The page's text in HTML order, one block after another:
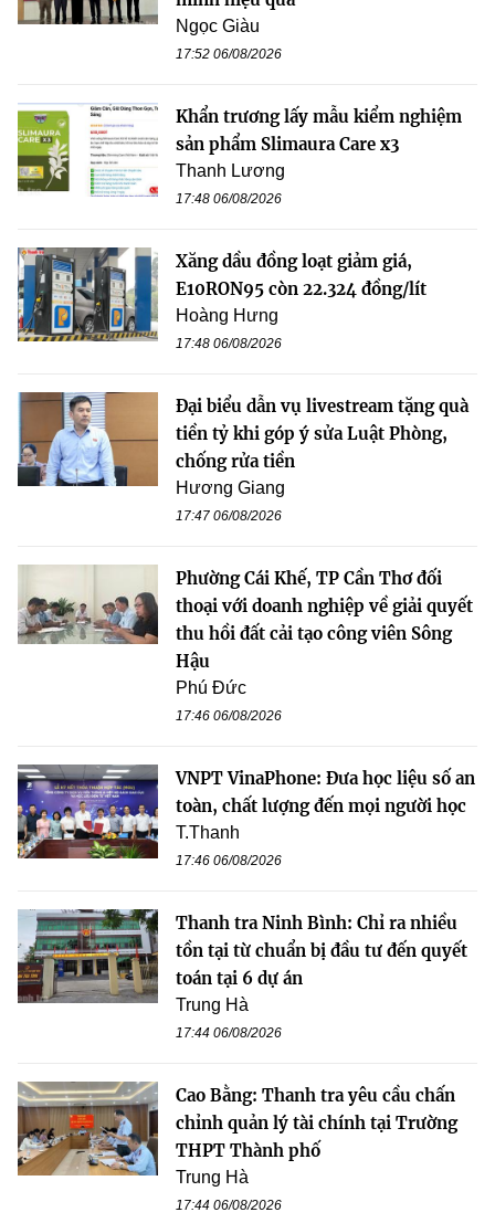
Ngọc Giàu
17:52 06/08/2026
Khẩn trương lấy mẫu kiểm nghiệm
sản phẩm Slimaura Care x3
Thanh Lương
17:48 06/08/2026
Xăng dầu đồng loạt giảm giá,
E10RON95 còn 22.324 đồng/lít
Hoàng Hưng
17:48 06/08/2026
Đại biểu dẫn vụ livestream tặng quà
tiền tỷ khi góp ý sửa Luật Phòng,
chống rửa tiền
Hương Giang
17:47 06/08/2026
Phường Cái Khế, TP Cần Thơ đối
thoại với doanh nghiệp về giải quyết
thu hồi đất cải tạo công viên Sông
Hậu
Phú Đức
17:46 06/08/2026
VNPT VinaPhone: Đưa học liệu số an
toàn, chất lượng đến mọi người học
T.Thanh
17:46 06/08/2026
Thanh tra Ninh Bình: Chỉ ra nhiều
tồn tại từ chuẩn bị đầu tư đến quyết
toán tại 6 dự án
Trung Hà
17:44 06/08/2026
Cao Bằng: Thanh tra yêu cầu chấn
chỉnh quản lý tài chính tại Trường
THPT Thành phố
Trung Hà
17:44 06/08/2026